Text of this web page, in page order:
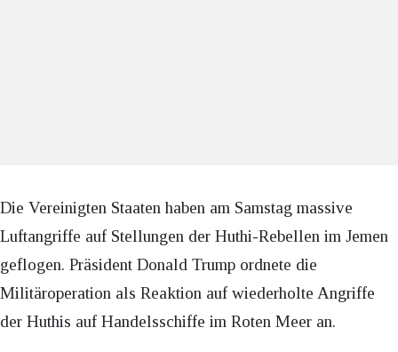
Die Vereinigten Staaten haben am Samstag massive
Luftangriffe auf Stellungen der Huthi-Rebellen im Jemen
geflogen. Präsident Donald Trump ordnete die
Militäroperation als Reaktion auf wiederholte Angriffe
der Huthis auf Handelsschiffe im Roten Meer an.